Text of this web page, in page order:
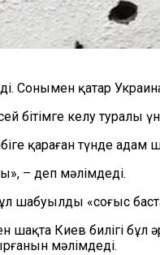
қатар
келу туралы
қараған түнде
– деп мәлімдеді.
шабуылды «соғыс
Киев билігі бұл
мәлімдеді.